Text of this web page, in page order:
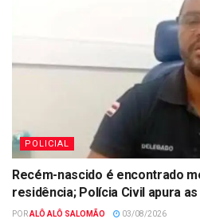
POLICIAL
Recém-nascido é encontrado
residência; Polícia Civil apura
PORALÔ ALÔ SALOMÃO 03/08/2026